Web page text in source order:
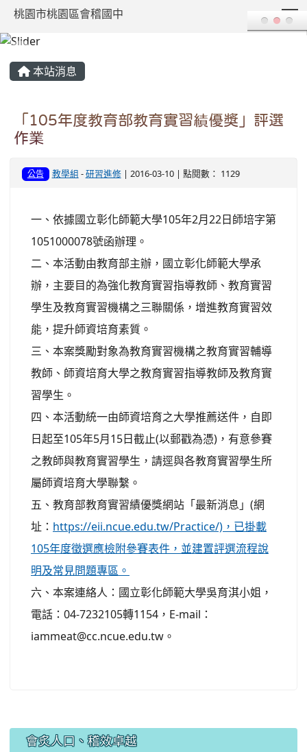
桃園市桃園區會稽國中
本站消息
「105年度教育部教育實習績優獎」評選
作業
公告 教學組 -研習進修| 2016-03-10 | 點閱數： 1129
一、依據國立彰化師範大學105年2月22日師培字第
1051000078號函辦理。
二、本活動由教育部主辦，國立彰化師範大學承
辦，主要目的為強化教育實習指導教師、教育實習
學生及教育實習機構之三聯關係，增進教育實習效
能，提升師資培育素質。
三、本案獎勵對象為教育實習機構之教育實習輔導
教師、師資培育大學之教育實習指導教師及教育實
習學生。
四、本活動統一由師資培育之大學推薦送件，自即
日起至105年5月15日截止(以郵戳為憑)，有意參賽
之教師與教育實習學生，請逕與各教育實習學生所
屬師資培育大學聯繫。
五、教育部教育實習績優獎網站「最新消息」(網
址： https://eii.ncue.edu.tw/Practice/)，已掛載
105年度徵選應檢附參賽表件，並建置評選流程說
明及常見問題專區。
六、本案連絡人：國立彰化師範大學吳育淇小姐，
電話：04-7232105轉1154，E-mail：
iammeat@cc.ncue.edu.tw。
會炙人口、稽效卓越